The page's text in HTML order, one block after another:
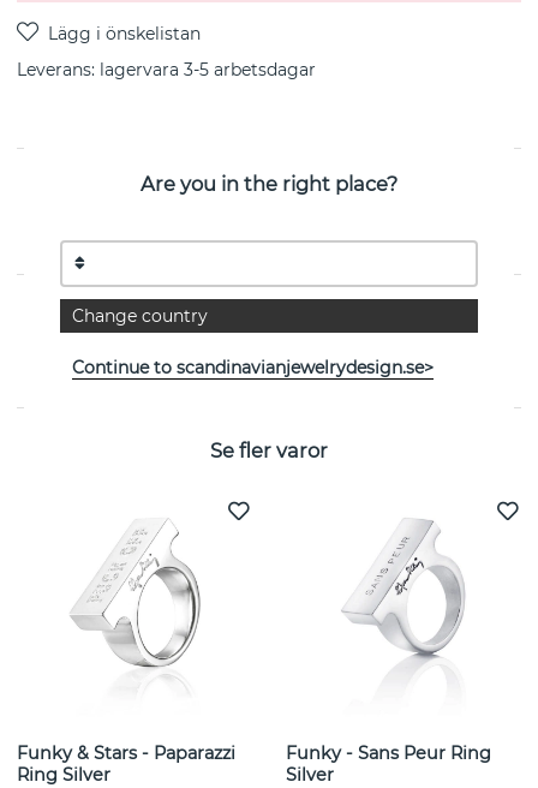
Leverans: lagervara 3-5 arbetsdagar
PRODUKTBESKRIVNING
Attling
EGENSKAPER
Kollektion: Crazy Heart
Se fler varor
Funky & Stars - Paparazzi
Ring Silver
Funky - Sans Peur Ring
Silver
Are you in the right place?
Change country
Continue to scandinavianjewelrydesign.se>